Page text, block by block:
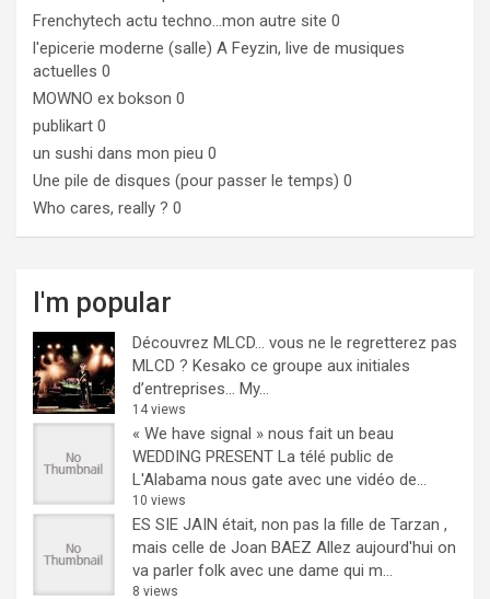
Frenchytech actu techno…mon autre site 0
l'epicerie moderne (salle) A Feyzin, live de musiques
actuelles 0
MOWNO ex bokson 0
publikart 0
un sushi dans mon pieu 0
Une pile de disques (pour passer le temps) 0
Who cares, really ? 0
I'm popular
Découvrez MLCD… vous ne le regretterez pas
MLCD ? Kesako ce groupe aux initiales
d’entreprises… My...
14 views
« We have signal » nous fait un beau
WEDDING PRESENT La télé public de
L'Alabama nous gate avec une vidéo de...
10 views
ES SIE JAIN était, non pas la fille de Tarzan ,
mais celle de Joan BAEZ Allez aujourd'hui on
va parler folk avec une dame qui m...
8 views